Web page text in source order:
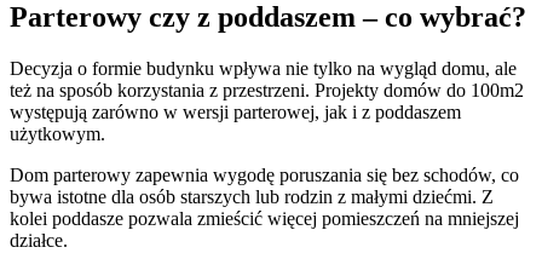
Parterowy czy z poddaszem – co wybrać?
Decyzja o formie budynku wpływa nie tylko na wygląd domu, ale
też na sposób korzystania z przestrzeni. Projekty domów do 100m2
występują zarówno w wersji parterowej, jak i z poddaszem
użytkowym.
Dom parterowy zapewnia wygodę poruszania się bez schodów, co
bywa istotne dla osób starszych lub rodzin z małymi dziećmi. Z
kolei poddasze pozwala zmieścić więcej pomieszczeń na mniejszej
działce.